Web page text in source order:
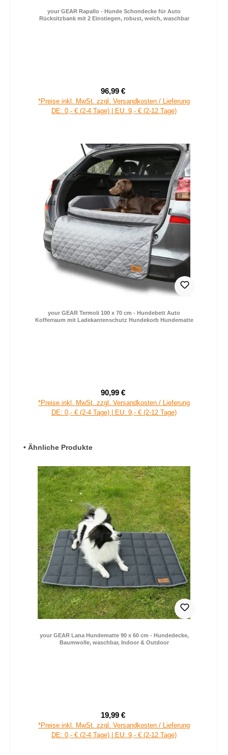
your GEAR Rapallo - Hunde Schondecke für Auto
Rücksitzbank mit 2 Einstiegen, robust, weich, waschbar
Verkaufspreis:
96,99 €
*Preise inkl. MwSt. zzgl. Versandkosten / Lieferung
DE: 0,- € (2-4 Tage) | EU: 9,- € (2-12 Tage)
your GEAR Termoli 100 x 70 cm - Hundebett Auto
Kofferraum mit Ladekantenschutz Hundekorb Hundematte
Verkaufspreis:
90,99 €
*Preise inkl. MwSt. zzgl. Versandkosten / Lieferung
DE: 0,- € (2-4 Tage) | EU: 9,- € (2-12 Tage)
Produktgalerie überspringen
• Ähnliche Produkte
your GEAR Lana Hundematte 90 x 60 cm - Hundedecke,
Baumwolle, waschbar, Indoor & Outdoor
Verkaufspreis:
19,99 €
*Preise inkl. MwSt. zzgl. Versandkosten / Lieferung
DE: 0,- € (2-4 Tage) | EU: 9,- € (2-12 Tage)